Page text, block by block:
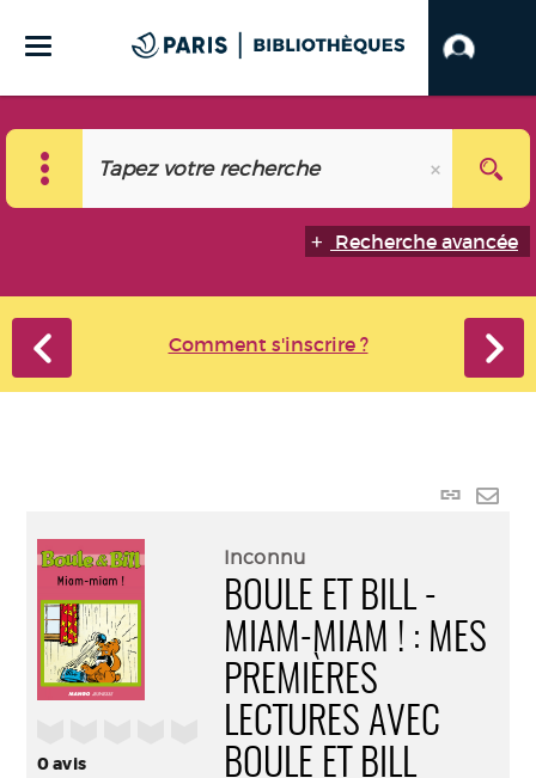
Recherche avancée
Comment s'inscrire ?
Lien
0avis
Inconnu
BOULE ET BILL -
MIAM-MIAM ! : MES
PREMIÈRES
LECTURES AVEC
BOULE ET BILL